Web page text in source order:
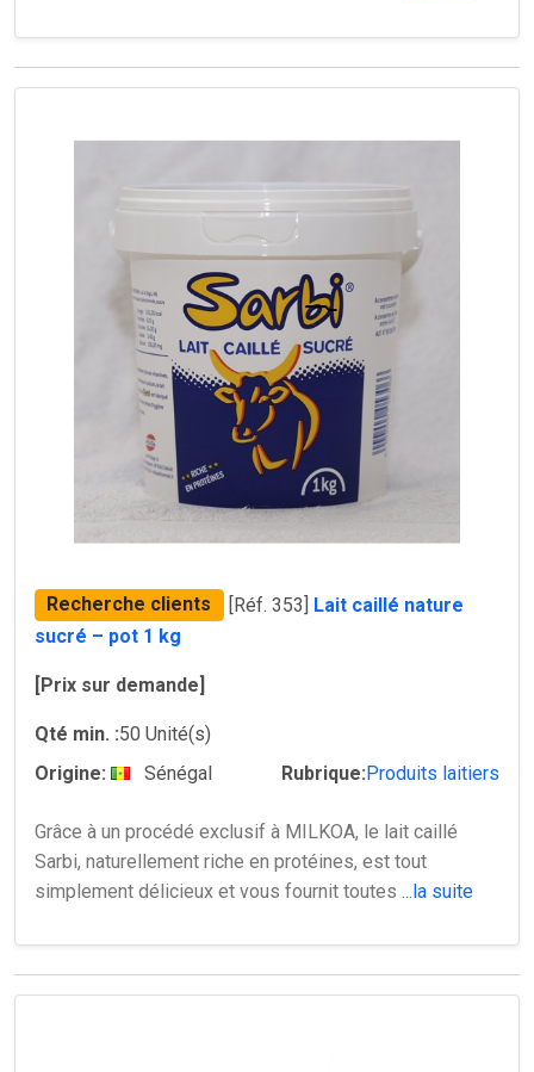
Recherche clients [Réf. 353] Lait caillé nature
sucré – pot 1 kg
[Prix sur demande]
Qté min. :50 Unité(s)
Origine:
Sénégal Rubrique:Produits laitiers
Grâce à un procédé exclusif à MILKOA, le lait caillé
Sarbi, naturellement riche en protéines, est tout
simplement délicieux et vous fournit toutes ...la suite